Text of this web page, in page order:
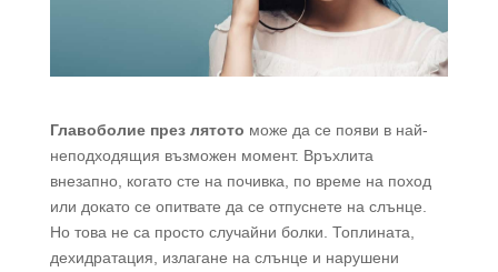
Главоболие през лятото може да се появи в най-
неподходящия възможен момент. Връхлита
внезапно, когато сте на почивка, по време на поход
или докато се опитвате да се отпуснете на слънце.
Но това не са просто случайни болки. Топлината,
дехидратация, излагане на слънце и нарушени